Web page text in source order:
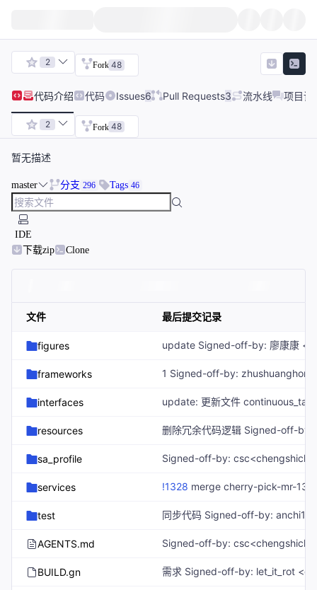
2 Fork 48
代码介绍 代码 Issues6 Pull Requests3 流水线 项目讨
2 Fork 48
暂无描述
master 分支 296 Tags 46
IDE
下载zip
Clone
文件 最后提交记录
figures
frameworks
interfaces
resources
sa_profile
services !1328 merge cherry-pick-mr-1326-1785923470367-auto into master inner接口发送通知点击可跳转 Created-by: zhushuanghong Commit-by: zhushuanghong Merged-by: openharmony_ci Description: ### 一、内容说明（相关的Issue） ### 二、建议测试周期和提测地址 建议测试完成时间：xxxx.xx.xx 投产上线时间：xxxx.xx.xx 提测地址：CI环境/压测环境 测试账号： ### 三、变更内容 * 3.1 关联PR列表 * 3.2 数据库
test
AGENTS.md
BUILD.gn